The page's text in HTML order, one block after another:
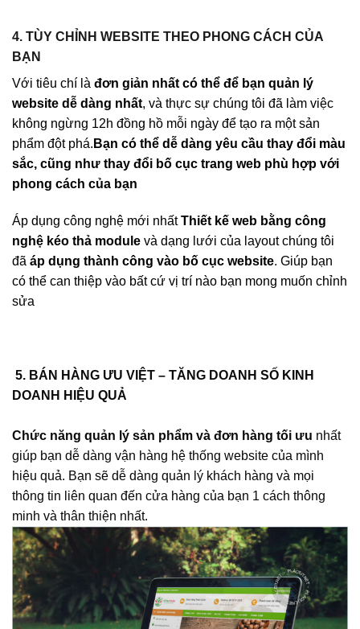
4. TÙY CHỈNH WEBSITE THEO PHONG CÁCH CỦA
BẠN
Với tiêu chí là đơn giản nhất có thể để bạn quản lý
website dễ dàng nhất, và thực sự chúng tôi đã làm việc
không ngừng 12h đồng hồ mỗi ngày để tạo ra một sản
phẩm đột phá. Bạn có thể dễ dàng yêu cầu thay đổi màu
sắc, cũng như thay đổi bố cục trang web phù hợp với
phong cách của bạn
Áp dụng công nghệ mới nhấtThiết kế web bằng công
nghệ kéo thả module và dạng lưới của layout chúng tôi
đã áp dụng thành công vào bố cục website. Giúp bạn
có thể can thiệp vào bất cứ vị trí nào bạn mong muốn chỉnh
sửa
5. BÁN HÀNG ƯU VIỆT – TĂNG DOANH SỐ KINH
DOANH HIỆU QUẢ
Chức năng quản lý sản phẩm và đơn hàng tối ưu nhất
giúp bạn dễ dàng vận hàng hệ thống website của mình
hiệu quả. Bạn sẽ dễ dàng quản lý khách hàng và mọi
thông tin liên quan đến cửa hàng của bạn 1 cách thông
minh và thân thiện nhất.